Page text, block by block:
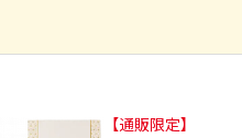
【通販限定】